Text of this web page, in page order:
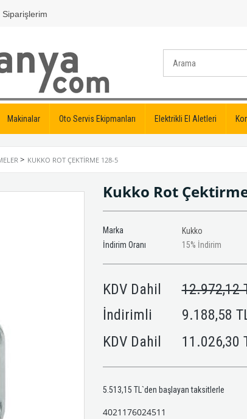
Siparişlerim
Makinalar Oto Servis Ekipmanları Elektrikli El Aletleri
> KUKKO ROT ÇEKTIRME 128-5
Kukko Rot
Marka
Kukko
İndirim Oranı
%
15 İndirim
KDV Dahil
12.972,12
İndirimli
9.188,58
KDV Dahil 11.026,30
5.513,15 TL `den başlayan taksitlerle
4021176024511